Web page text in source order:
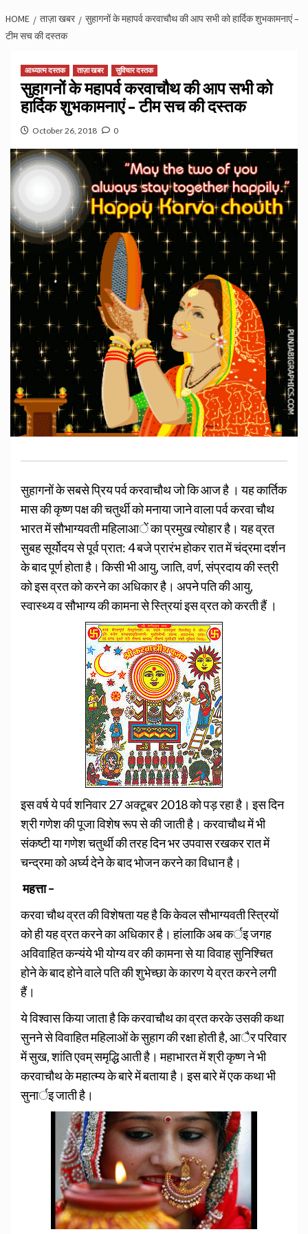
HOME ताज़ा खबर
सुहागनों के महापर्व करवाचौथ की आप सभी को हार्दिक शुभकामनाएं –
टीम सच की दस्तक
आध्यात्म दस्तक ताज़ा खबर सुविचार दस्तक
सुहागनों के महापर्व करवाचौथ की आप सभी को
हार्दिक शुभकामनाएं – टीम सच की दस्तक
October 26, 2018 0
सुहागनों के सबसे प्रिय पर्व करवाचौथ जो कि आज है । यह कार्तिक
मास की कृष्ण पक्ष की चतुर्थी को मनाया जाने वाला पर्व करवा चौथ
भारत में सौभाग्यवती महिलाआें का प्रमुख त्योहार है। यह व्रत
सुबह सूर्योदय से पूर्व प्रात: 4 बजे प्रारंभ होकर रात में चंद्रमा दर्शन
के बाद पूर्ण होता है। किसी भी आयु, जाति, वर्ण, संप्रदाय की स्त्री
को इस व्रत को करने का अधिकार है। अपने पति की आयु,
स्वास्थ्य व सौभाग्य की कामना से स्त्रियां इस व्रत को करती हैं ।
इस वर्ष ये पर्व शनिवार 27 अक्टूबर 2018 को पड़ रहा है। इस दिन
श्री गणेश की पूजा विशेष रूप से की जाती है। करवाचौथ में भी
संकष्टी या गणेश चतुर्थी की तरह दिन भर उपवास रखकर रात में
चन्द्रमा को अ‌र्घ्य देने के बाद भोजन करने का विधान है।
महत्ता –
करवा चौथ व्रत की विशेषता यह है कि केवल सौभाग्यवती स्त्रियों
को ही यह व्रत करने का अधिकार है। हांलाकि अब कर्इ जगह
अविवाहित कन्यंये भी योग्य वर की कामना से या विवाह सुनिश्चित
होने के बाद होने वाले पति की शुभेच्छा के कारण ये व्रत करने लगी
हैं।
ये विश्वास किया जाता है कि करवाचौथ का व्रत करके उसकी कथा
सुनने से विवाहित महिलाओं के सुहाग की रक्षा होती है, आैर परिवार
में सुख, शांति एवम् समृद्धि आती है। महाभारत में श्री कृष्ण ने भी
करवाचौथ के महात्म्य के बारे में बताया है। इस बारे में एक कथा भी
सुनार्इ जाती है।